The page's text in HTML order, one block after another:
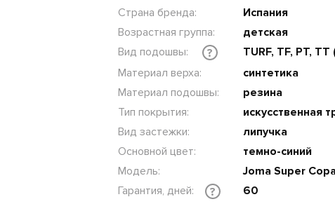
Страна бренда:
Испания
Возрастная группа:
детская
Вид подошвы:
? TURF, TF, PT,
Материал верха:
синтетика
Материал подошвы:
резина
Тип покрытия:
искусственная
Вид застежки:
липучка
Основной цвет:
темно-синий
Модель:
Joma Super
Гарантия, дней:
? 60